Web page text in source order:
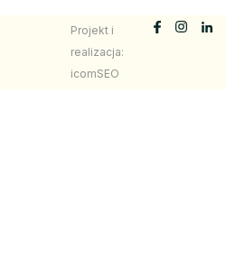
Projekt i
realizacja:
icomSEO